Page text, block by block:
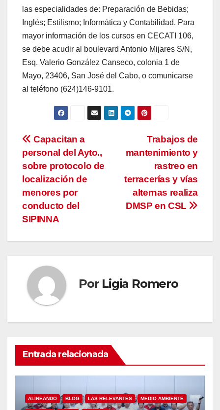
las especialidades de: Preparación de Bebidas;
Inglés; Estilismo; Informática y Contabilidad. Para
mayor información de los cursos en CECATI 106,
se debe acudir al boulevard Antonio Mijares S/N,
Esq. Valerio González Canseco, colonia 1 de
Mayo, 23406, San José del Cabo, o comunicarse
al teléfono (624)146-9101.
Navegación
de
entradas
Trabajos de
mantenimiento y
rastreo en
terracerías y vías
alternas realiza
DMSP en CSL
Capacitan a
personal del Ayto.,
sobre protocolo de
localización de
menores por
conducto del
SIPINNA
Por Ligia Romero
Entrada relacionada
ALINEANDO BLOG LAS RELEVANTES MEDIO AMBIENTE